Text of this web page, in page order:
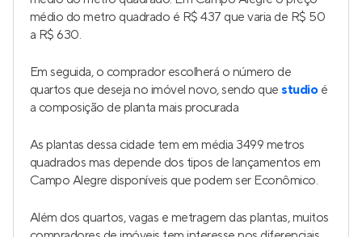
médio do metro quadrado é R$ 437 que varia de R$ 50
a R$ 630.
Em seguida, o comprador escolherá o número de
quartos que deseja no imóvel novo, sendo questudioé
a composição de planta mais procurada
As plantas dessa cidade tem em média 3499 metros
quadrados mas depende dos tipos de lançamentos em
Campo Alegre disponíveis que podem ser Econômico.
Além dos quartos, vagas e metragem das plantas, muitos